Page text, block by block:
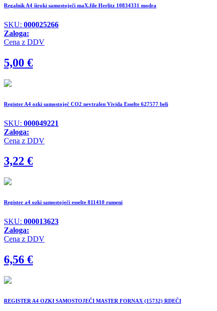
Regalnik A4 široki samostoječi maX.file Herlitz 10834331 modra
SKU: 000025266
Zaloga:
Cena z DDV
5,00 €
Register A4 ozki samostoječ CO2 nevtralen Vivida Esselte 627577 beli
SKU: 000049221
Zaloga:
Cena z DDV
3,22 €
Register a4 ozki samostoječi esselte 811410 rumeni
SKU: 000013623
Zaloga:
Cena z DDV
6,56 €
REGISTER A4 OZKI SAMOSTOJEČI MASTER FORNAX (15732) RDEČI